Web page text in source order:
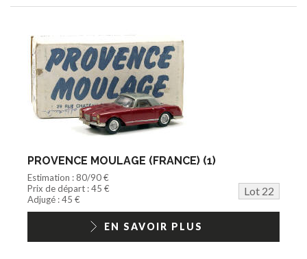
PROVENCE MOULAGE (FRANCE) (1)
Estimation : 80/90 €
Prix de départ : 45 €
Lot 22
Adjugé : 45 €
EN SAVOIR PLUS